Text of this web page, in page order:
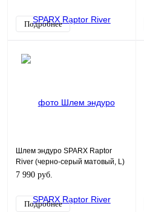
Подробнее
Шлем эндуро SPARX Raptor
River (черно-серый матовый, L)
7 990 руб.
Подробнее